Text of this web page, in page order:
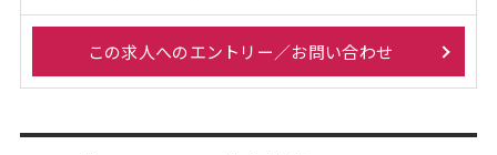
この求人へのエントリー／お問い合わせ